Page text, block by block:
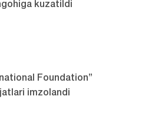
kuzatildi
Foundation”
imzolandi